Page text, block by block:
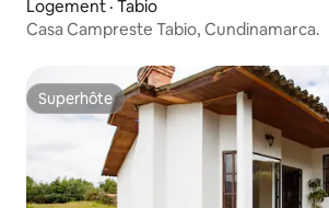
Logement · Tabio
Casa Campreste Tabio, Cundinamarca.
Superhôte
Superhôte